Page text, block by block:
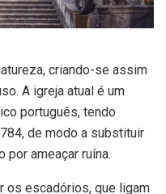
criando-se assim
A igreja atual é um
português, tendo
de modo a substituir
ameaçar ruína.
os escadórios, que ligam